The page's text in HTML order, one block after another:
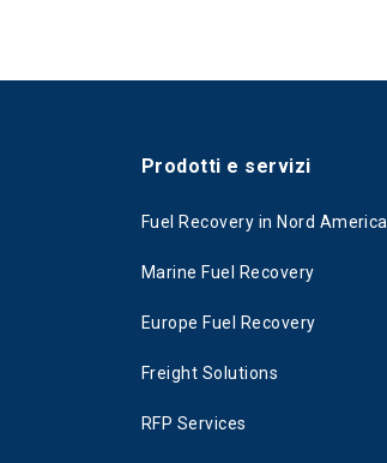
Prodotti e servizi
Fuel Recovery in Nord America
Marine Fuel Recovery
Europe Fuel Recovery
Freight Solutions
RFP Services